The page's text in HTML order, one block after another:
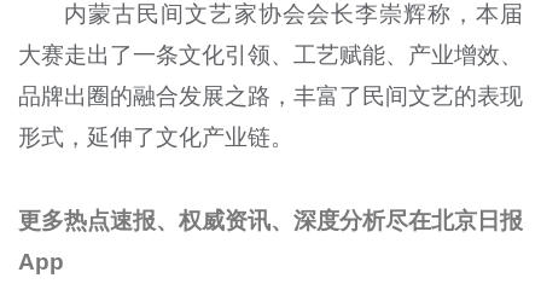
内蒙古民间文艺家协会会长李崇辉称，本届
大赛走出了一条文化引领、工艺赋能、产业增效、
品牌出圈的融合发展之路，丰富了民间文艺的表现
形式，延伸了文化产业链。
更多热点速报、权威资讯、深度分析尽在北京日报
App